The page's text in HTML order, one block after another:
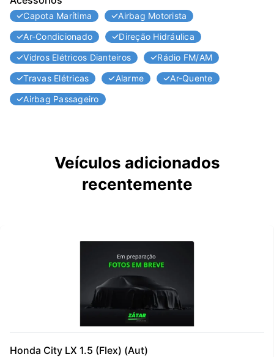
Capota Marítima
Airbag Motorista
Ar-Condicionado
Direção Hidráulica
Vidros Elétricos Dianteiros
Rádio FM/AM
Travas Elétricas
Alarme
Ar-Quente
Airbag Passageiro
Veículos adicionados
recentemente
Honda City LX 1.5 (Flex) (Aut)